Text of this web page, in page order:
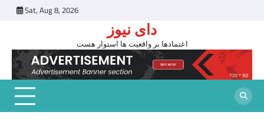
Sat, Aug 8, 2026
دای نیوز
اعتمادها بر واقعیت ها استوار هست